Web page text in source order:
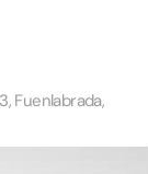
Fuenlabrada,